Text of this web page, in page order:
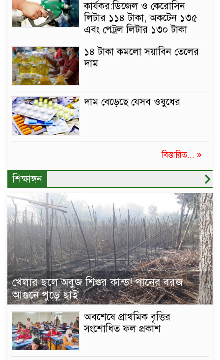
কার্যকর:ডিজেল ও কেরোসিন
লিটার ১১৪ টাকা, অকটেন ১৩৫
এবং পেট্রল লিটার ১৩০ টাকা
১৪ টাকা কমলো সয়াবিন তেলের
দাম
দাম বেড়েছে যেসব ওষুধের
বিস্তারিত...
শিক্ষাঙ্গন
খেলার ছলে অবুজ শিশুর কান্ড! পানের বরজ
আগুনে পুড়ে ছাই
অবশেষে প্রাথমিক বৃত্তির
সংশোধিত ফল প্রকাশ